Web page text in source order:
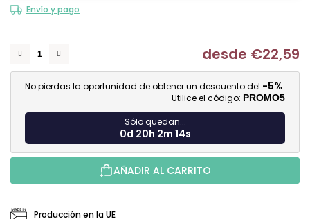
Envío y pago
desde €22,59
No pierdas la oportunidad de obtener un descuento del -5%.
Utilice el código: PROMO5
Sólo quedan...
0d 20h 2m 14s
AÑADIR AL CARRITO
Producción en la UE